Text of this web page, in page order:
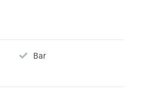
Bar